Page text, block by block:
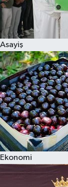
Asayiş
Ekonomi